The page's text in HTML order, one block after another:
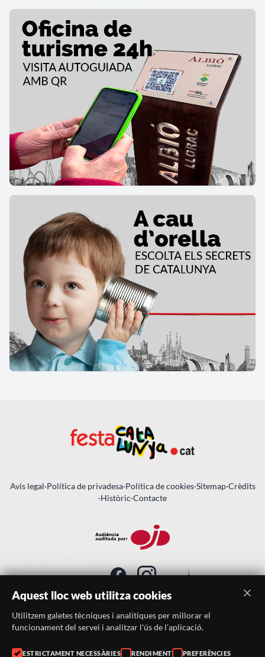
Avís legal·Política de privadesa·Política de cookies·Sitemap·Crèdits
·Històric·Contacte
SUBSCRIU-TE AL BUTLLETÍ
Telèfon: 938046359
Aquest lloc web utilitza cookies
Utilitzem galetes tècniques i analítiques per millorar el
funcionament del servei i analitzar l'ús de l'aplicació.
ESTRICTAMENT NECESSÀRIES RENDIMENT PREFERÈNCIES